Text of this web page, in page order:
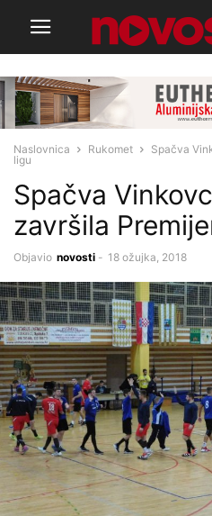
Naslovnica Rukomet
Spačva
ligu
Spačva
završila
Objavio novosti - 18 ožujka, 2018